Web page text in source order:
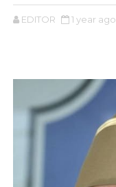
EDITOR 1 year ago